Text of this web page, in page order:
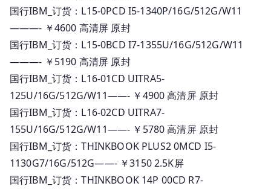
国行IBM_订货：L15-0PCD I5-1340P/16G/512G/W11
———- ￥4600 高清屏 原封
国行IBM_订货：L15-0BCD I7-1355U/16G/512G/W11
———- ￥5190 高清屏 原封
国行IBM_订货：L16-01CD UITRA5-
125U/16G/512G/W11——- ￥4900 高清屏 原封
国行IBM_订货：L16-02CD UITRA7-
155U/16G/512G/W11——- ￥5780 高清屏 原封
国行IBM_订货：THINKBOOK PLUS2 0MCD I5-
1130G7/16G/512G——- ￥3150 2.5K屏
国行IBM_订货：THINKBOOK 14P 00CD R7-